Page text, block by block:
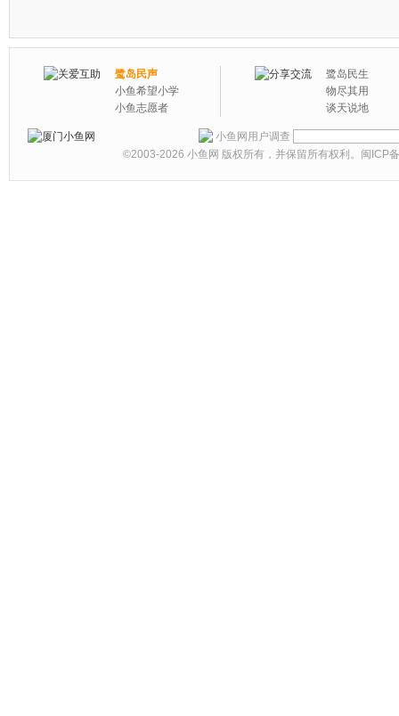
鹭岛民声
小鱼希望小学
小鱼志愿者
鹭岛民生
物尽其用
谈天说地
小鱼网用户调查
©2003-2026 小鱼网 版权所有，并保留所有权利。 闽ICP